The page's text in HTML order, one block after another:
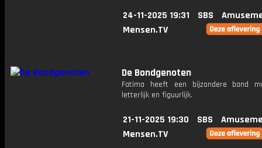
24-11-2025 19:31 SBS
Mensen.TV
De Bondgenoten
Fatima heeft een bijzondere band
letterlijk en figuurlijk.
21-11-2025 19:30 SBS
Mensen.TV